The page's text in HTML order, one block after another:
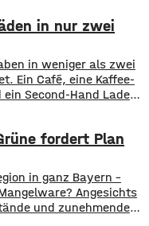
DLRG mit. Auch
gestiegen. Während
in nur zwei
in weniger als zwei
Ein Café, eine Kaffee-
Second-Hand Laden
und der
Bünner sehen
Kurs der
fordert Plan
in ganz Bayern –
Angesichts
und zunehmender